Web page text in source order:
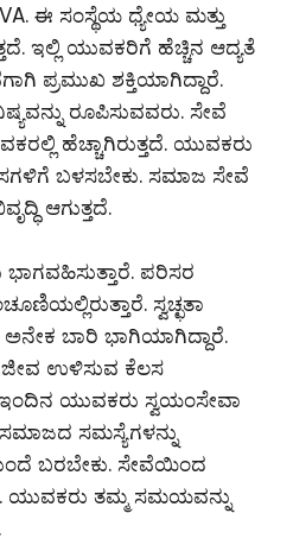
ಈ ಸಂಸ್ಥೆಯ ಧ್ಯೇಯ ಮತ್ತು
ಇಲ್ಲಿ ಯುವಕರಿಗೆ ಹೆಚ್ಚಿನ ಆದ್ಯತೆ
ಪ್ರಮುಖ ಶಕ್ತಿಯಾಗಿದ್ದಾರೆ.
ರೂಪಿಸುವವರು. ಸೇವೆ
ಹೆಚ್ಚಾಗಿರುತ್ತದೆ. ಯುವಕರು
ಬಳಸಬೇಕು. ಸಮಾಜ ಸೇವೆ
ಆಗುತ್ತದೆ.
ಪರಿಸರ
ಸ್ವಚ್ಛತಾ
ಬಾರಿ ಭಾಗಿಯಾಗಿದ್ದಾರೆ.
ಉಳಿಸುವ ಕೆಲಸ
ಯುವಕರು ಸ್ವಯಂಸೇವಾ
ಸಮಸ್ಯೆಗಳನ್ನು
ಬರಬೇಕು. ಸೇವೆಯಿಂದ
ಯುವಕರು ತಮ್ಮ ಸಮಯವನ್ನು